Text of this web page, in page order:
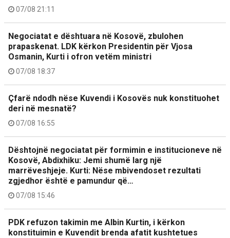
07/08 21:11
Negociatat e dështuara në Kosovë, zbulohen
prapaskenat. LDK kërkon Presidentin për Vjosa
Osmanin, Kurti i ofron vetëm ministri
07/08 18:37
Çfarë ndodh nëse Kuvendi i Kosovës nuk konstituohet
deri në mesnatë?
07/08 16:55
Dështojnë negociatat për formimin e institucioneve në
Kosovë, Abdixhiku: Jemi shumë larg një
marrëveshjeje. Kurti: Nëse mbivendoset rezultati
zgjedhor është e pamundur që…
07/08 15:46
PDK refuzon takimin me Albin Kurtin, i kërkon
konstituimin e Kuvendit brenda afatit kushtetues